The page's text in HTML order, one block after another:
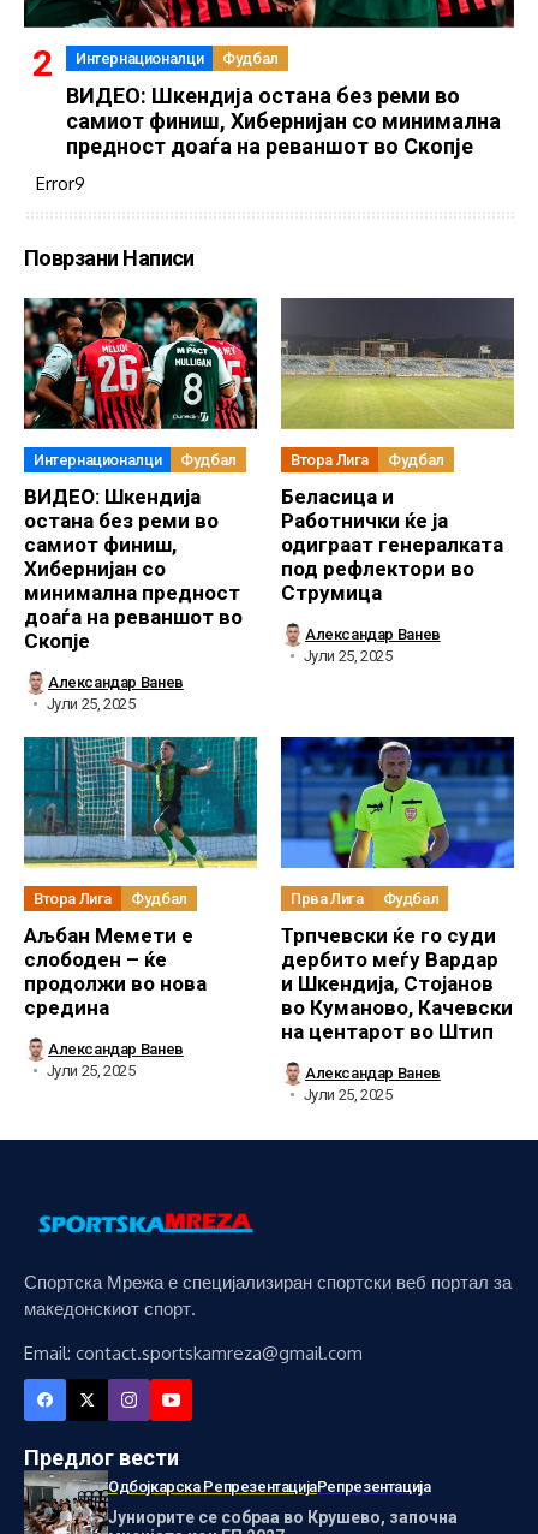
Интернационалци Фудбал
ВИДЕО: Шкендија остана без реми во
самиот финиш, Хибернијан со минимална
предност доаѓа на реваншот во Скопје
Error9
Поврзани Написи
Интернационалци Фудбал
ВИДЕО: Шкендија
остана без реми во
самиот финиш,
Хибернијан со
минимална предност
доаѓа на реваншот во
Скопје
Александар Ванев
Јули 25, 2025
Втора Лига Фудбал
Беласица и
Работнички ќе ја
одиграат генералката
под рефлектори во
Струмица
Александар Ванев
Јули 25, 2025
Втора Лига Фудбал
Аљбан Мемети е
слободен – ќе
продолжи во нова
средина
Александар Ванев
Јули 25, 2025
Прва Лига Фудбал
Трпчевски ќе го суди
дербито меѓу Вардар
и Шкендија, Стојанов
во Куманово, Качевски
на центарот во Штип
Александар Ванев
Јули 25, 2025
Спортска Мрежа е специјализиран спортски веб портал за
македонскиот спорт.
Email: contact.sportskamreza@gmail.com
Предлог вести
Одбојкарска РепрезентацијаРепрезентација
Јуниорите се собраа во Крушево, започна